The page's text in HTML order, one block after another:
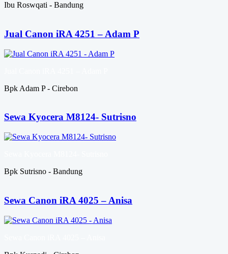
Ibu Roswqati - Bandung
Jual Canon iRA 4251 – Adam P
Bpk Adam P - Cirebon
Sewa Kyocera M8124- Sutrisno
Bpk Sutrisno - Bandung
Sewa Canon iRA 4025 – Anisa